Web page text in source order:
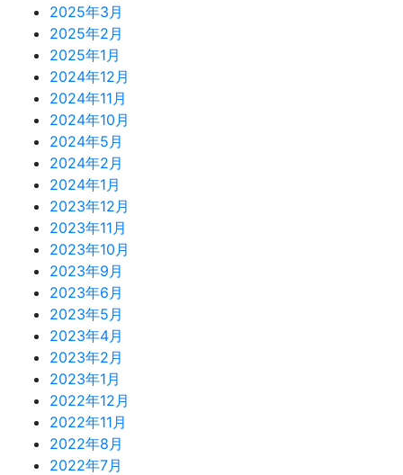
2025年3月
2025年2月
2025年1月
2024年12月
2024年11月
2024年10月
2024年5月
2024年2月
2024年1月
2023年12月
2023年11月
2023年10月
2023年9月
2023年6月
2023年5月
2023年4月
2023年2月
2023年1月
2022年12月
2022年11月
2022年8月
2022年7月